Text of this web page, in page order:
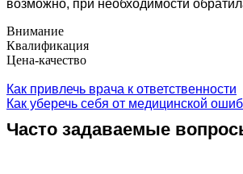
возможно, при необходимости
Внимание
Квалификация
Цена-качество
Как привлечь врача к ответственности
Как уберечь себя от медицинской
Часто задаваемые